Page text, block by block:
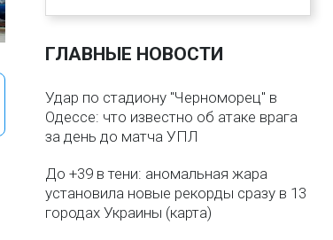
ГЛАВНЫЕ НОВОСТИ
Удар по стадиону "Черноморец" в
Одессе: что известно об атаке врага
за день до матча УПЛ
До +39 в тени: аномальная жара
установила новые рекорды сразу в 13
городах Украины (карта)